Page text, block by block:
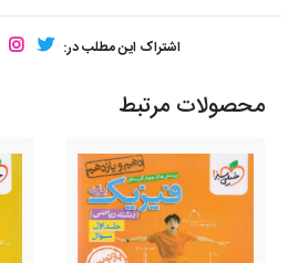
اشتراک این مطلب در:
محصولات مرتبط